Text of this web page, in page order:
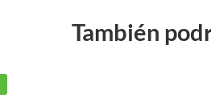
También